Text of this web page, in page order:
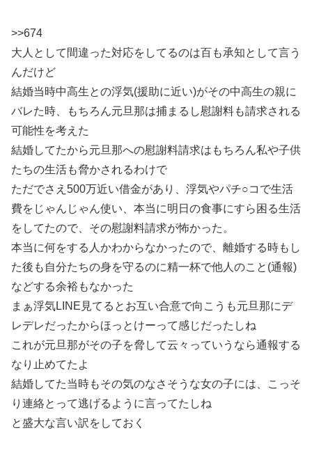
>>674
大人として間違った対応をしてるのは百も承知として言う
んだけど
結婚当時中高生との浮気(援助に近い)がその中高生の親に
バレた時、もちろん元旦那は捕まるし慰謝料も請求される
可能性を考えた
結婚してたから元旦那への慰謝料請求はもちろん私や子供
たちの生活も脅かされるわけで
ただでさえ500万近い借金があり、浮気やパチ○コで生活
費をじゃんじゃん使い、本当に明日の食事にすら困る生活
をしてたので、その慰謝料請求が怖かった。
本当に何をする人かわからなかったので、離婚する時もし
た後も自分たちの身を守るのに精一杯で他人のこと(通報)
などする余裕もなかった
まぁ浮気LINE見てるとお互い合意で向こうも元旦那にデ
レデレだったからほっとけーって感じだったしね
これが元旦那がその子を脅して云々っていうなら通報する
なり止めてたよ
結婚してた当時もその気のなさそうな女の子には、こっそ
り連絡とって逃げるように言ってたしね
と盛大な言い訳をしておく